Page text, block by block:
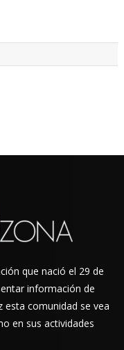
que nació el 29 de
información de
esta comunidad se vea
en sus actividades